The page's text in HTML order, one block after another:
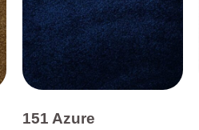
151 Azure